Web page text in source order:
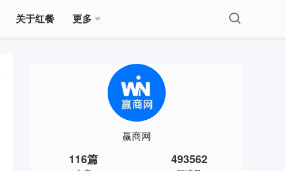
关于红餐 更多
赢商网
116篇 493562